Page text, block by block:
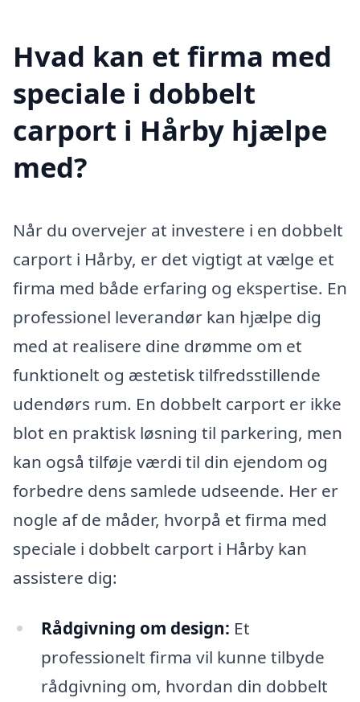
Hvad kan et firma med
speciale i dobbelt
carport i Hårby hjælpe
med?
Når du overvejer at investere i en dobbelt
carport i Hårby, er det vigtigt at vælge et
firma med både erfaring og ekspertise. En
professionel leverandør kan hjælpe dig
med at realisere dine drømme om et
funktionelt og æstetisk tilfredsstillende
udendørs rum. En dobbelt carport er ikke
blot en praktisk løsning til parkering, men
kan også tilføje værdi til din ejendom og
forbedre dens samlede udseende. Her er
nogle af de måder, hvorpå et firma med
speciale i dobbelt carport i Hårby kan
assistere dig:
Rådgivning om design: Et
professionelt firma vil kunne tilbyde
rådgivning om, hvordan din dobbelt